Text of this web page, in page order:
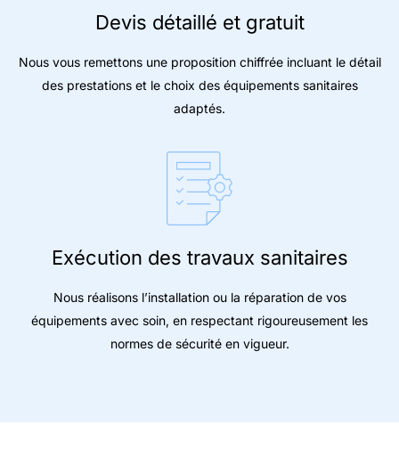
Devis détaillé et gratuit
Nous vous remettons une proposition chiffrée incluant le détail
des prestations et le choix des équipements sanitaires
adaptés.
Exécution des travaux sanitaires
Nous réalisons l’installation ou la réparation de vos
équipements avec soin, en respectant rigoureusement les
normes de sécurité en vigueur.